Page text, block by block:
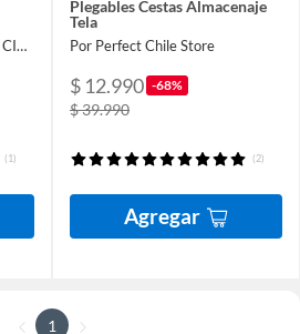
Por DISTRIBUIDOR GREEN CITY SpA
(1)
Plegables Cestas Almacenaje
Tela
Por Perfect Chile Store
$ 12.990 -68%
$ 39.990
(2)
Agregar
1